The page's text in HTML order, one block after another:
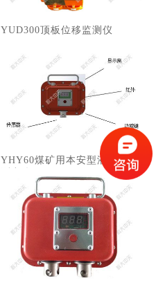
​YUD300顶板位移监测仪
YHY60煤矿用本安型液压支架